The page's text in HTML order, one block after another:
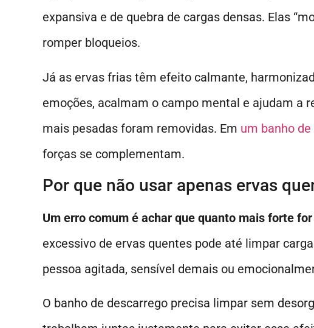
expansiva e de quebra de cargas densas. Elas
romper bloqueios.
Já as ervas frias têm efeito calmante,
emoções, acalmam o campo mental e ajudam a
mais pesadas foram removidas. Em um banho
forças se complementam.
Por que não usar apenas ervas
Um erro comum é achar que quanto mais forte
excessivo de ervas quentes pode até limpar
pessoa agitada, sensível demais ou
O banho de descarrego precisa limpar sem